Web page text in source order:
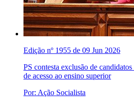
Edição nº 1955 de 09 Jun 2026
PS contesta exclusão de
de acesso ao ensino superior
Por: Ação Socialista